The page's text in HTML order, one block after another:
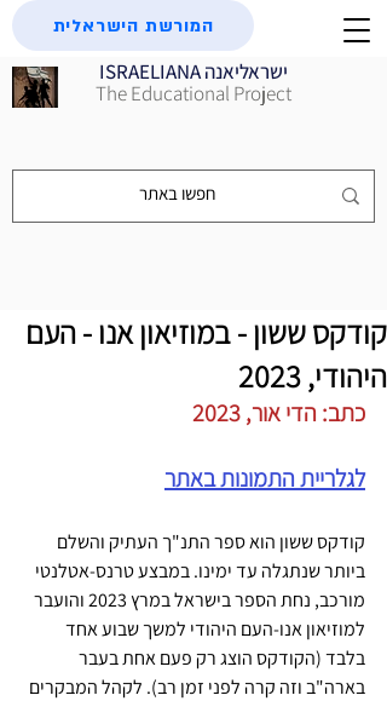
ISRAELIANA ישראליאנה
The Educational Project
המורשת הישראלית
קודקס ששון - במוזיאון אנו - העם
היהודי, 2023
כתב: הדי אור, 2023
לגלריית התמונות באתר
קודקס ששון הוא ספר התנ"ך העתיק והשלם
ביותר שנתגלה עד ימינו. במבצע טרנס-אטלנטי
מורכב, נחת הספר בישראל במרץ 2023 והועבר
למוזיאון אנו-העם היהודי למשך שבוע אחד
בלבד (הקודקס הוצג רק פעם אחת בעבר
בארה"ב וזה קרה לפני זמן רב). לקהל המבקרים